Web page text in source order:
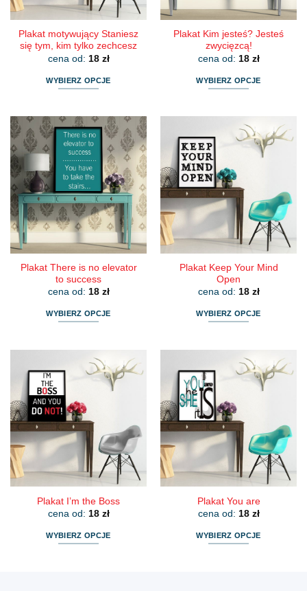
produktu
produktu
Plakat motywujący Staniesz
się tym, kim tylko zechcesz
cena od: 18 zł
WYBIERZ OPCJE
ma
wiele
wariantów.
Opcje
można
wybrać
na
stronie
produktu
Plakat Kim jesteś? Jesteś
zwycięzcą!
cena od: 18 zł
WYBIERZ OPCJE
wiele
wariantów.
Opcje
można
wybrać
na
stronie
produktu
Plakat There is no elevator
to success
cena od: 18 zł
WYBIERZ OPCJE
wiele
wariantów.
Opcje
można
wybrać
na
stronie
produktu
Plakat Keep Your Mind
Open
cena od: 18 zł
WYBIERZ OPCJE
wiele
wariantów.
Opcje
można
wybrać
na
stronie
produktu
Plakat I’m the Boss
cena od: 18 zł
WYBIERZ OPCJE
Plakat You are
cena od: 18 zł
WYBIERZ OPCJE